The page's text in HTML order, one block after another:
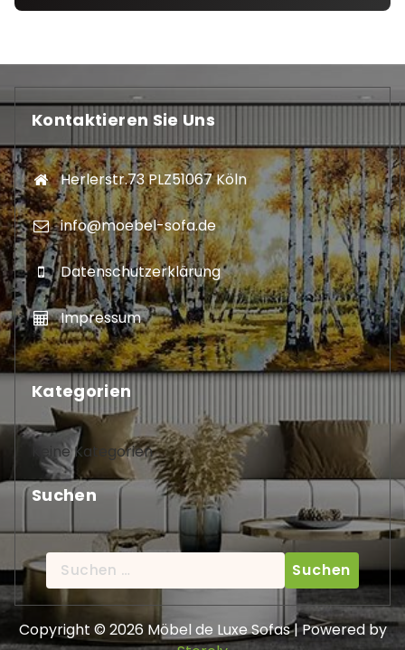
Kontaktieren Sie Uns
Herlerstr.73 PLZ51067 Köln
info@moebel-sofa.de
Datenschutzerklärung
Impressum
Kategorien
Keine Kategorien
Suchen
Suche
nach:
Copyright © 2026 Möbel de Luxe Sofas | Powered by